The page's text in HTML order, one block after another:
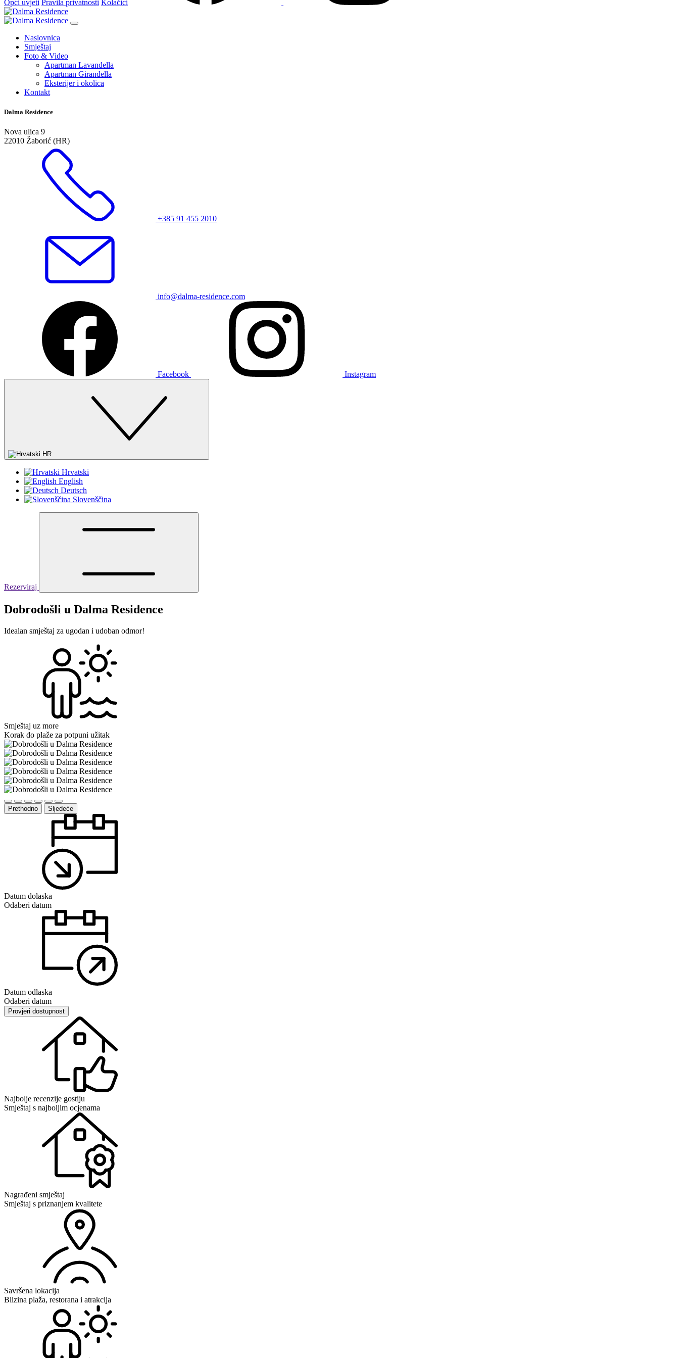
Opći uvjeti Pravila privatnosti Kolačići
Naslovnica
Smještaj
Foto & Video
Apartman Lavandella
Apartman Girandella
Eksterijer i okolica
Kontakt
Dalma Residence
Nova ulica 9
22010 Žaborić (HR)
+385 91 455 2010
info@dalma-residence.com
Facebook Instagram
HR
Hrvatski
English
Deutsch
Slovenščina
Rezerviraj
Dobrodošli u Dalma Residence
Idealan smještaj za ugodan i udoban odmor!
Smještaj uz more
Korak do plaže za potpuni užitak
Prethodno Sljedeće
Datum dolaska
Odaberi datum
Datum odlaska
Odaberi datum
Provjeri dostupnost
Najbolje recenzije gostiju
Smještaj s najboljim ocjenama
Nagrađeni smještaj
Smještaj s priznanjem kvalitete
Savršena lokacija
Blizina plaža, restorana i atrakcija